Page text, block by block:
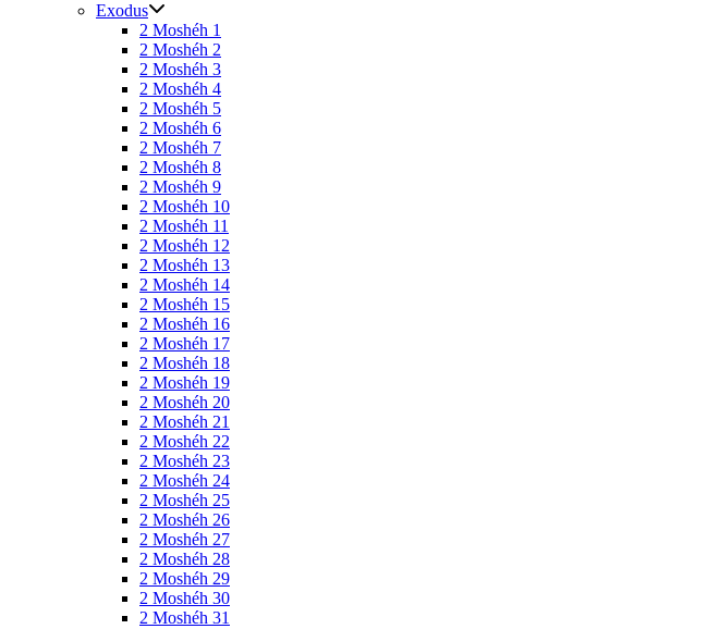
Exodus
2 Moshéh 1
2 Moshéh 2
2 Moshéh 3
2 Moshéh 4
2 Moshéh 5
2 Moshéh 6
2 Moshéh 7
2 Moshéh 8
2 Moshéh 9
2 Moshéh 10
2 Moshéh 11
2 Moshéh 12
2 Moshéh 13
2 Moshéh 14
2 Moshéh 15
2 Moshéh 16
2 Moshéh 17
2 Moshéh 18
2 Moshéh 19
2 Moshéh 20
2 Moshéh 21
2 Moshéh 22
2 Moshéh 23
2 Moshéh 24
2 Moshéh 25
2 Moshéh 26
2 Moshéh 27
2 Moshéh 28
2 Moshéh 29
2 Moshéh 30
2 Moshéh 31